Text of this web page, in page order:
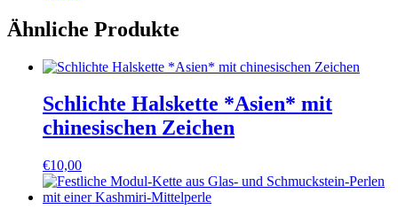
Ähnliche Produkte
Schlichte Halskette *Asien* mit
chinesischen Zeichen
€10,00